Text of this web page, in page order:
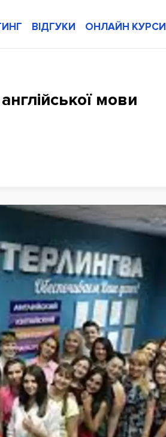
ВІДГУКИ ОНЛАЙН КУРСИ
мови